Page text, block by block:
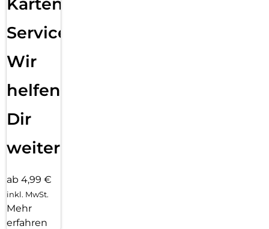
Karten
Service:
Wir
helfen
Dir
weiter
ab 4,99 €
inkl. MwSt.
Mehr
erfahren